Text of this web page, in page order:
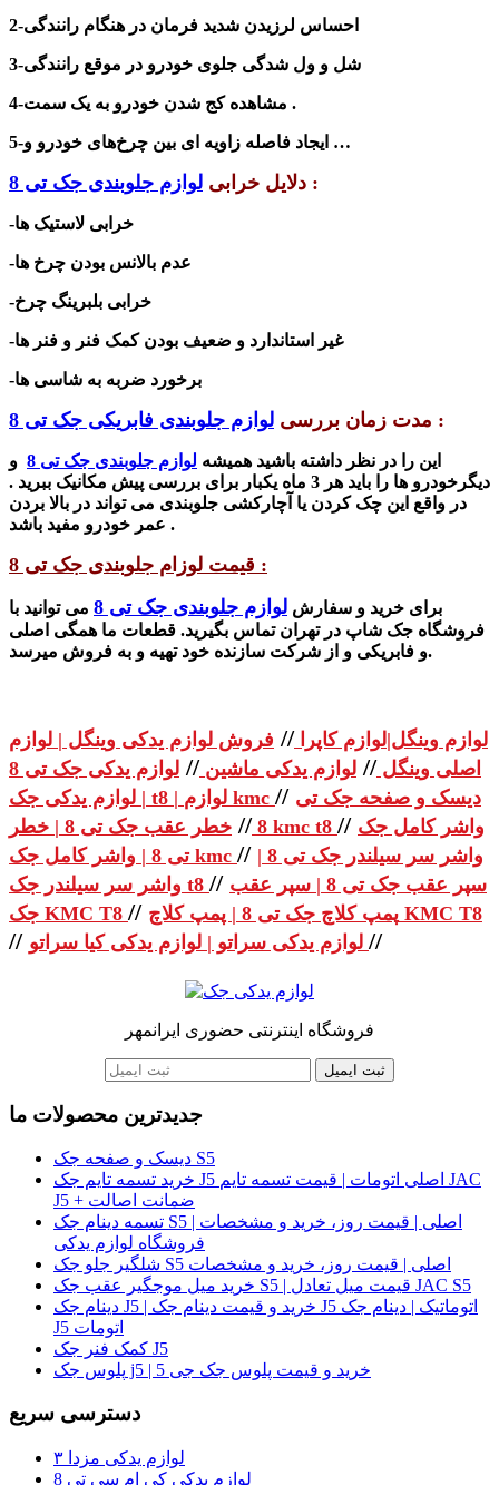
2-احساس لرزیدن شدید فرمان در هنگام رانندگی
3-شل و ول شدگی جلوی خودرو در موقع رانندگی
4-مشاهده کج شدن خودرو به یک سمت .
5-ایجاد فاصله زاویه ای بین چرخ‌های خودرو و …
دلایل خرابی لوازم جلوبندی جک تی 8 :
-خرابی لاستیک ها
-عدم بالانس بودن چرخ ها
-خرابی بلبرینگ چرخ
-غیر استاندارد و ضعیف بودن کمک فنر و فنر ها
-برخورد ضربه به شاسی ها
مدت زمان بررسی لوازم جلوبندی فابریکی جک تی 8 :
این را در نظر داشته باشید همیشه لوازم جلوبندی جک تی 8
و
دیگر
خودرو ها را باید هر 3 ماه یکبار برای بررسی پیش مکانیک ببرید .
در واقع این چک کردن یا آچارکشی جلوبندی می تواند در بالا بردن
عمر خودرو مفید باشد .
قیمت لوزام جلوبندی جک تی 8 :
برای خرید و سفارش لوازم جلوبندی جک تی 8
می توانید با
فروشگاه جک شاپ در تهران تماس بگیرید. قطعات ما همگی اصلی
و فابریکی و از شرکت سازنده خود تهیه و به فروش میرسد.
لوازم وینگل|لوازم کاپرا // فروش لوازم یدکی وینگل | لوازم
اصلی وینگل // لوازم یدکی ماشین //
لوازم یدکی جک تی 8
| لوازم یدکی جک t8 | لوازم kmc // دیسک و صفحه جک تی
8
// خطر عقب جک تی 8 | خطر kmc t8 // واشر کامل جک
تی 8 | واشر کامل جک kmc // واشر سر سیلندر جک تی 8 |
واشر سر سیلندر جک t8 // سپر عقب جک تی 8 | سپر عقب
جک KMC T8 // پمپ کلاچ جک تی 8 | پمپ کلاچ KMC T8
// //
فروشگاه اینترنتی حضوری ایرانمهر
ثبت ایمیل
جدیدترین محصولات ما
دیسک و صفحه جک S5
خرید تسمه تایم جک J5 اصلی اتومات | قیمت تسمه تایم JAC
J5 + ضمانت اصالت
تسمه دینام جک S5 اصلی | قیمت روز، خرید و مشخصات |
فروشگاه لوازم یدکی
شلگیر جلو جک S5 اصلی | قیمت روز، خرید و مشخصات
خرید میل موجگیر عقب جک S5 | قیمت میل تعادل JAC S5
دینام جک J5 | خرید و قیمت دینام جک J5 اتوماتیک | دینام جک
J5 اتومات
کمک فنر جک J5
پلوس جک j5 | خرید و قیمت پلوس جک جی 5
دسترسی سریع
لوازم یدکی مزدا ۳
لوازم یدکی کی ام سی تی 8